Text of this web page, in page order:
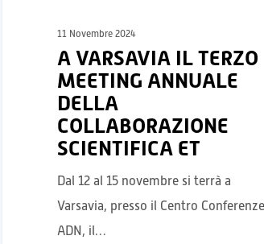
11 Novembre 2024
A VARSAVIA IL TERZO
MEETING ANNUALE
DELLA
COLLABORAZIONE
SCIENTIFICA ET
Dal 12 al 15 novembre si terrà a
Varsavia, presso il Centro Conferenze
ADN, il…